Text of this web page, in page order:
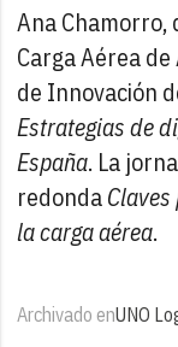
Ana Chamorro,
Carga Aérea
de Innovación
Estrategias de
España. La
redonda
la carga aérea.
Archivado enUNO